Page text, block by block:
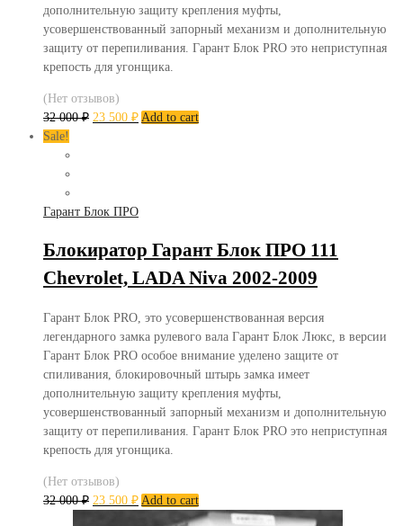
дополнительную защиту крепления муфты,
усовершенствованный запорный механизм и дополнительную
защиту от перепиливания. Гарант Блок PRO это неприступная
крепость для угонщика.
(Нет отзывов)
32 000₽ 23 500 ₽ Add to cart
Sale!
Гарант Блок ПРО
Блокиратор Гарант Блок ПРО 111
Chevrolet, LADA Niva 2002-2009
Гарант Блок PRO, это усовершенствованная версия
легендарного замка рулевого вала Гарант Блок Люкс, в версии
Гарант Блок PRO особое внимание уделено защите от
спиливания, блокировочный штырь замка имеет
дополнительную защиту крепления муфты,
усовершенствованный запорный механизм и дополнительную
защиту от перепиливания. Гарант Блок PRO это неприступная
крепость для угонщика.
(Нет отзывов)
32 000₽ 23 500 ₽ Add to cart